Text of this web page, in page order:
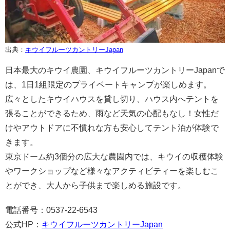
出典： キウイフルーツカントリーJapan
日本最大のキウイ農園、キウイフルーツカントリーJapanで
は、1日1組限定のプライベートキャンプが楽しめます。
広々としたキウイハウスを貸し切り、ハウス内へテントを
張ることができるため、雨など天気の心配もなし！女性だ
けやアウトドアに不慣れな方も安心してテント泊が体験で
きます。
東京ドーム約3個分の広大な農園内では、キウイの収穫体験
やワークショップなど様々なアクティビティーを楽しむこ
とができ、大人から子供まで楽しめる施設です。
電話番号：0537-22-6543
公式HP： キウイフルーツカントリーJapan